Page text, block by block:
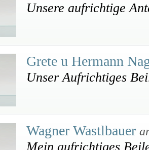
Unsere aufrichtige
Grete u Hermann
Unser Aufrichtiges
Wagner Wastlbauer
Mein aufrichtiges